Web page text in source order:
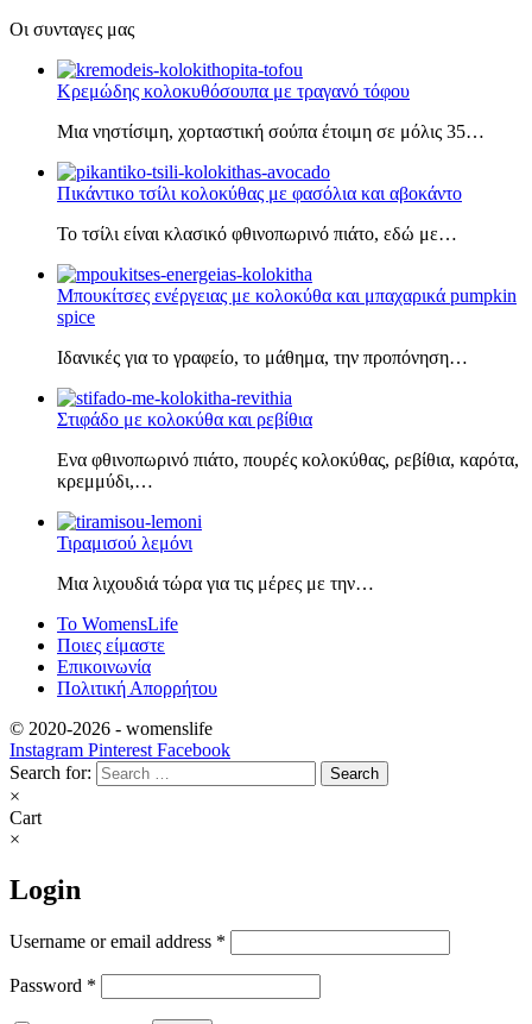
Οι συνταγες μας
Κρεμώδης κολοκυθόσουπα με τραγανό τόφου
Μια νηστίσιμη, χορταστική σούπα έτοιμη σε μόλις 35…
Πικάντικο τσίλι κολοκύθας με φασόλια και αβοκάντο
Το τσίλι είναι κλασικό φθινοπωρινό πιάτο, εδώ με…
Μπουκίτσες ενέργειας με κολοκύθα και μπαχαρικά pumpkin
spice
Ιδανικές για το γραφείο, το μάθημα, την προπόνηση…
Στιφάδο με κολοκύθα και ρεβίθια
Ενα φθινοπωρινό πιάτο, πουρές κολοκύθας, ρεβίθια, καρότα,
κρεμμύδι,…
Τιραμισού λεμόνι
Μια λιχουδιά τώρα για τις μέρες με την…
Το WomensLife
Ποιες είμαστε
Επικοινωνία
Πολιτική Απορρήτου
© 2020-2026 - womenslife
Instagram Pinterest Facebook
Search for:
×
Cart
×
Login
Username or email address *
Password *